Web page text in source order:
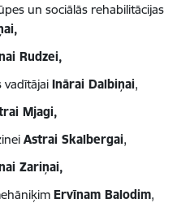
un sociālās rehabilitācijas
Rudzei,
vadītājai Inārai Dalbiņai,
Mjagi,
Astrai Skalbergai,
Zariņai,
Ervīnam Balodim,